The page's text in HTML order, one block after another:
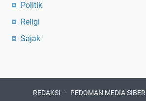
Politik
Religi
Sajak
REDAKSI PEDOMAN MEDIA SIBER